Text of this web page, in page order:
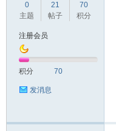
0
主题
21
帖子
70
积分
注册会员
积分 70
发消息